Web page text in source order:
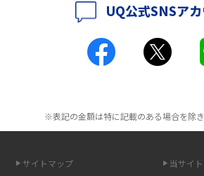
ポケット型Wi-Fiとは？通信の仕組みやメリット・
工事不要！置くだけWi-Fiの特徴は？メリット・デ
無制限で利用できるポケット型Wi-Fiは？選び方
UQ公式SNSア
※表記の金額は特に記載のある場合を除
サイトマップ
当サイ